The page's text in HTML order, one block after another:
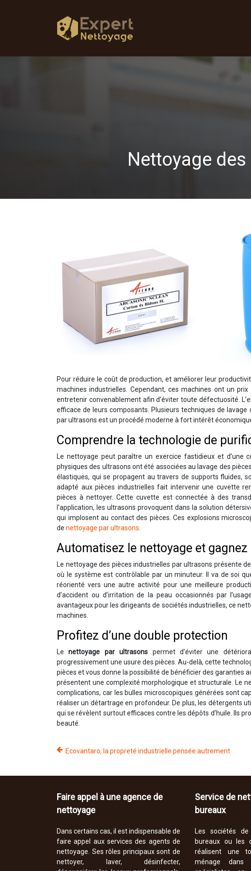
Nettoyage
Pour réduire le coût de production, et améliorer leur
machines industrielles. Cependant, ces machines ont un
entretenir convenablement afin d’éviter toute défectuosité.
efficace de leurs composants. Plusieurs techniques de
par ultrasons est un procédé moderne à fort intérêt
Comprendre la technologie de
Le nettoyage peut paraître un exercice fastidieux et d’une
physiques des ultrasons ont été associées au lavage des
élastiques, qui se propagent au travers de supports fluides,
adapté aux pièces industrielles fait intervenir une cuvette
pièces à nettoyer. Cette cuvette est connectée à des
l’application, les ultrasons provoquent dans la solution
qui implosent au contact des pièces. Ces explosions
de nettoyage par ultrasons.
Automatisez le nettoyage et
Le nettoyage des pièces industrielles par ultrasons présente
où le système est contrôlable par un minuteur. Il va de soi
réorienté vers une autre activité pour une meilleure
d’accident ou d’irritation de la peau occasionnés par
avantageux pour les dirigeants de sociétés industrielles, ce
machines.
Profitez d’une double protection
Lenettoyage par ultrasons permet d’éviter une
progressivement une usure des pièces. Au-delà, cette
pièces et vous donne la possibilité de bénéficier des garanties
présentent une complexité morphologique et structurale. Le
complications, car les bulles microscopiques générées sont
réaliser un détartrage en profondeur. De plus, les détergents
qui se révèlent surtout efficaces contre les dépôts d’huile. Ils
beauté.
Ecovantaro, la propreté industrielle pensée autrement
Faire appel à une agence de
nettoyage
Dans certains cas, il est indispensable de
faire appel aux services des agents de
nettoyage. Ses rôles principaux sont de
nettoyer, laver, désinfecter,
Service de
bureaux
Les sociétés
bureaux ou les
réalisent une
ménage